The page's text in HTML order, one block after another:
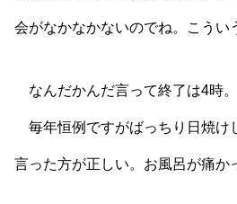
会がなかなかないのでね。こうい
なんだかんだ言って終了は4時。
毎年恒例ですがばっちり日焼け
言った方が正しい。お風呂が痛か